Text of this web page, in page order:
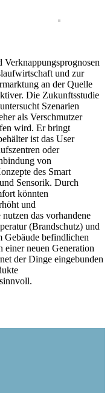
Verknappungsprognosen
und zur
an der Quelle
Die Zukunftsstudie
untersucht Szenarien
als Verschmutzer
wird. Er bringt
ist das User
oder
von
des Smart
Sensorik. Durch
könnten
und
das vorhandene
(Brandschutz) und
Gebäude befindlichen
einer neuen Generation
der Dinge eingebunden